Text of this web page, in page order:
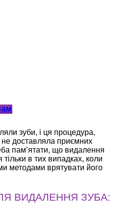
зуби, і ця процедура,
не доставляла приємних
пам’ятати, що видалення
тільки в тих випадках, коли
методами врятувати його
ВИДАЛЕННЯ ЗУБА: